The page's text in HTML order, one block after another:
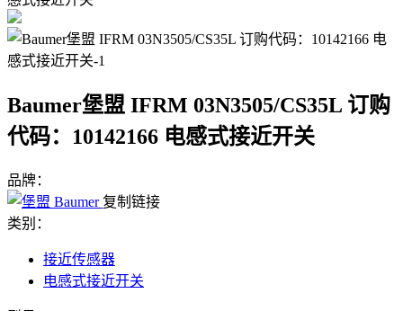
Baumer堡盟 IFRM 03N3505/CS35L 订购
代码：10142166 电感式接近开关
品牌：
复制链接
类别：
接近传感器
电感式接近开关